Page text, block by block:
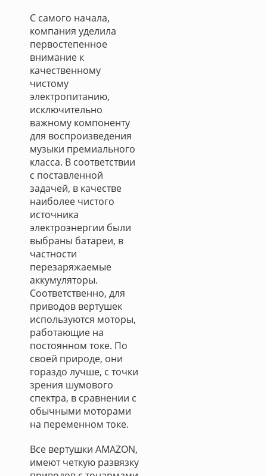
С самого начала,
компания уделила
первостепенное
внимание к
качественному
чистому
электропитанию,
исключительно
важному компоненту
для воспроизведения
музыки премиального
класса. В соответствии
с поставленной
задачей, в качестве
наиболее чистого
источника
электроэнергии были
выбраны батареи, в
частности
перезаряжаемые
аккумуляторы.
Соответственно, для
приводов вертушек
используются моторы,
работающие на
постоянном токе. По
своей природе, они
гораздо лучше, с точки
зрения шумового
спектра, в сравнении с
обычными моторами
на переменном токе.
Все вертушки AMAZON,
имеют четкую развязку